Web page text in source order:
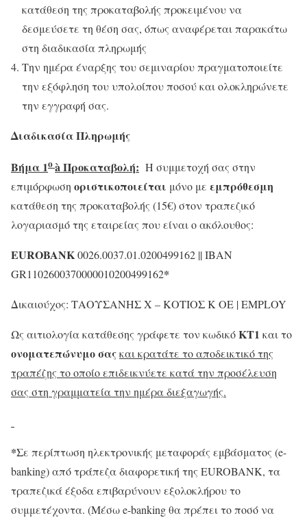
κατάθεση της προκαταβολής προκειμένου να
δεσμεύσετε τη θέση σας, όπως αναφέρεται παρακάτω
στη διαδικασία πληρωμής
Την ημέρα έναρξης του σεμιναρίου πραγματοποιείτε
την εξόφληση του υπολοίπου ποσού και ολοκληρώνετε
την εγγραφή σας.
Διαδικασία Πληρωμής
Βήμα 1οàΠροκαταβολή: Η συμμετοχή σας στην
επιμόρφωση οριστικοποιείται μόνο με εμπρόθεσμη
κατάθεση της προκαταβολής (15€) στον τραπεζικό
λογαριασμό της εταιρείας που είναι ο ακόλουθος:
EUROBANK0026.0037.01.0200499162 || IΒΑΝ
GR1102600370000010200499162*
Δικαιούχος: ΤΑΟΥΣΑΝΗΣ Χ – ΚΟΤΙΟΣ Κ ΟΕ | EMPLOY
Ως αιτιολογία κατάθεσης γράφετε τον κωδικόΚΤ1 και το
ονοματεπώνυμο σαςκαι κρατάτε το αποδεικτικό της
τραπέζης το οποίο επιδεικνύετε κατά την προσέλευση
σας στη γραμματεία την ημέρα διεξαγωγής.
*Σε περίπτωση ηλεκτρονικής μεταφοράς εμβάσματος (e-
banking) από τράπεζα διαφορετική της EUROBANK, τα
τραπεζικά έξοδα επιβαρύνουν εξολοκλήρου το
συμμετέχοντα. (Mέσω e-banking θα πρέπει το ποσό να